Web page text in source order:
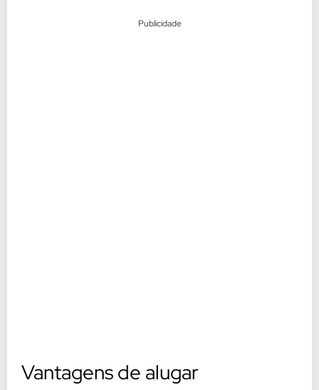
Publicidade
Vantagens de alugar